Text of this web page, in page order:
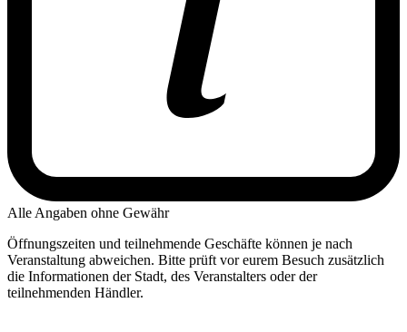
Alle Angaben ohne Gewähr
Öffnungszeiten und teilnehmende Geschäfte können je nach
Veranstaltung abweichen. Bitte prüft vor eurem Besuch zusätzlich
die Informationen der Stadt, des Veranstalters oder der
teilnehmenden Händler.